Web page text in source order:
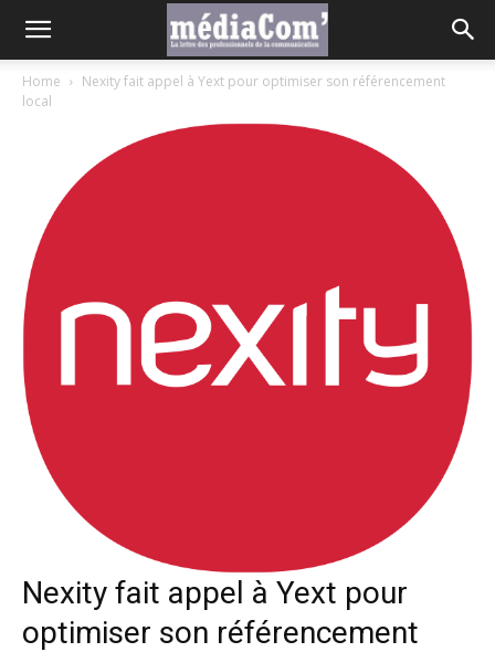
Home
Nexity fait appel à Yext pour optimiser son référencement
local
Nexity fait appel à Yext pour
optimiser son référencement